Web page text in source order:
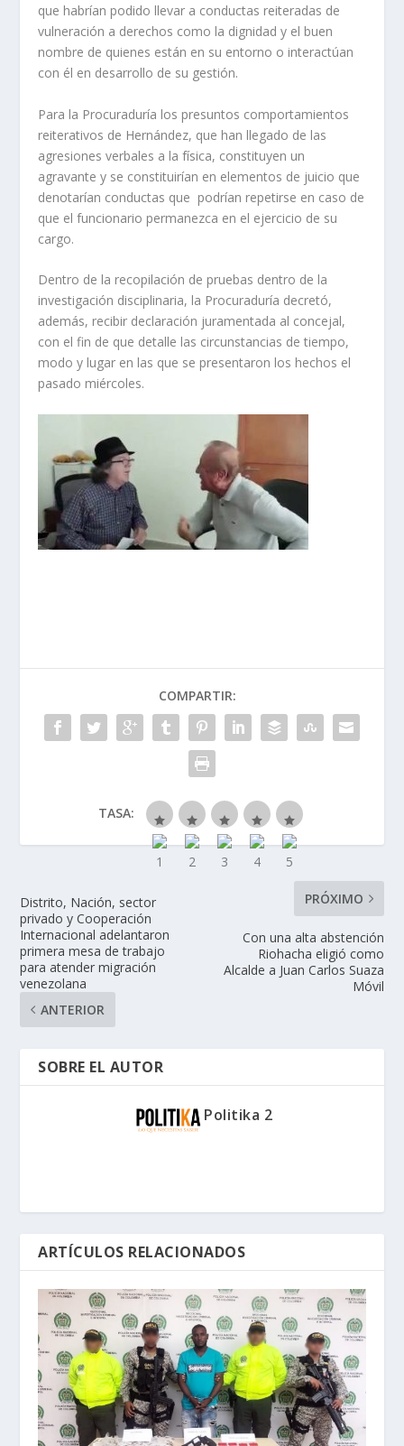
que habrían podido llevar a conductas reiteradas de
vulneración a derechos como la dignidad y el buen
nombre de quienes están en su entorno o interactúan
con él en desarrollo de su gestión.
Para la Procuraduría los presuntos comportamientos
reiterativos de Hernández, que han llegado de las
agresiones verbales a la física, constituyen un
agravante y se constituirían en elementos de juicio que
denotarían conductas que podrían repetirse en caso de
que el funcionario permanezca en el ejercicio de su
cargo.
Dentro de la recopilación de pruebas dentro de la
investigación disciplinaria, la Procuraduría decretó,
además, recibir declaración juramentada al concejal,
con el fin de que detalle las circunstancias de tiempo,
modo y lugar en las que se presentaron los hechos el
pasado miércoles.
COMPARTIR:
TASA:
Distrito, Nación, sector
privado y Cooperación
Internacional adelantaron
primera mesa de trabajo
para atender migración
venezolana
ANTERIOR
PRÓXIMO
Con una alta abstención
Riohacha eligió como
Alcalde a Juan Carlos Suaza
Móvil
SOBRE EL AUTOR
Politika 2
ARTÍCULOS RELACIONADOS